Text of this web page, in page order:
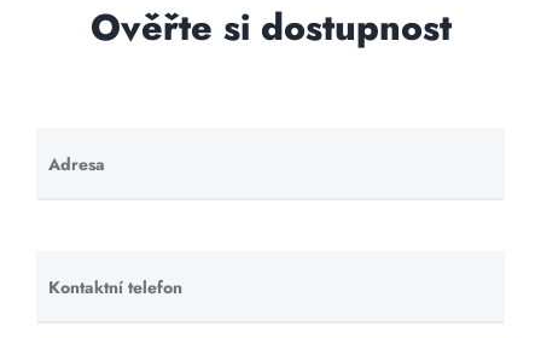
Ověřte si dostupnost
Adresa
Ponechte
toto pole
Kontaktní telefon
Ponechte
toto pole